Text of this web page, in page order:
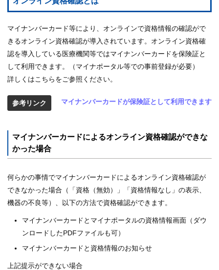
マイナンバーカード等により、オンラインで資格情報の確認がで
きるオンライン資格確認が導入されています。オンライン資格確
認を導入している医療機関等ではマイナンバーカードを保険証と
して利用できます。（マイナポータル等での事前登録が必要）
詳しくはこちらをご参照ください。
参考リンク マイナンバーカードが保険証として利用できます
マイナンバーカードによるオンライン資格確認ができな
かった場合
何らかの事情でマイナンバーカードによるオンライン資格確認が
できなかった場合（「資格（無効）」「資格情報なし」の表示、
機器の不良等）、以下の方法で資格確認ができます。
マイナンバーカードとマイナポータルの資格情報画面（ダウ
ンロードしたPDFファイルも可）
マイナンバーカードと資格情報のお知らせ
上記提示ができない場合